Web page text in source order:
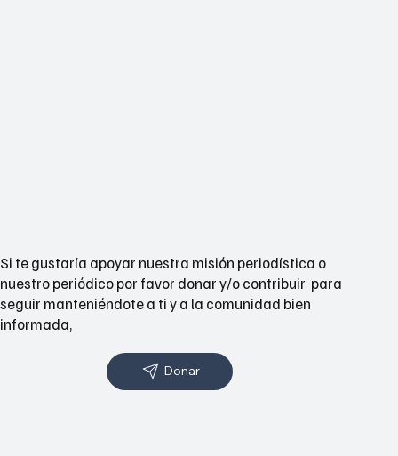
Si te gustaría apoyar nuestra misión periodística o
nuestro periódico por favor donar y/o contribuir para
seguir manteniéndote a ti y a la comunidad bien
informada,
Donar